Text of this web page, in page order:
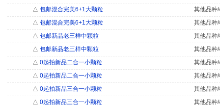
△ 包邮混合完美6+1大颗粒
其他品种
△ 包邮混合完美6+1大颗粒
其他品种
△ 包邮新品老三样中颗粒
其他品种
△ 包邮新品老三样中颗粒
其他品种
△ 0起拍新品二合一小颗粒
其他品种
△ 0起拍新品二合一小颗粒
其他品种
△ 0起拍新品三合一小颗粒
其他品种
△ 0起拍新品三合一小颗粒
其他品种